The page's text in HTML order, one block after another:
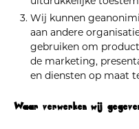
Wij kunnen
aan andere
gebruiken om
de marketing,
en diensten op maat
Waar verwerken wij